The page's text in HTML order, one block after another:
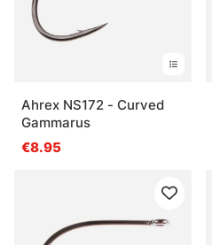
Ahrex NS172 - Curved
Gammarus
€8.95